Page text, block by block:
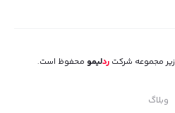
زیر مجموعه شرکت ردلیمو محفوظ است.
وبلاگ